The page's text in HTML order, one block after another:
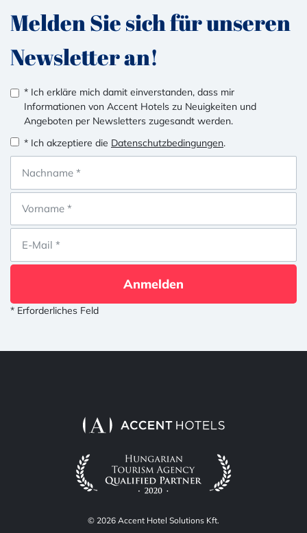
Melden Sie sich für unseren
Newsletter an!
* Ich erkläre mich damit einverstanden, dass mir
Informationen von Accent Hotels zu Neuigkeiten und
Angeboten per Newsletters zugesandt werden.
* Ich akzeptiere die Datenschutzbedingungen.
Anmelden
* Erforderliches Feld
© 2026 Accent Hotel Solutions Kft.